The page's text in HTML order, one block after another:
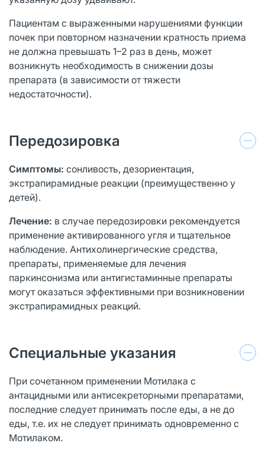
Пациентам с выраженными нарушениями функции
почек при повторном назначении кратность приема
не должна превышать 1–2 раз в день, может
возникнуть необходимость в снижении дозы
препарата (в зависимости от тяжести
недостаточности).
Передозировка
Симптомы: сонливость, дезориентация,
экстрапирамидные реакции (преимущественно у
детей).
Лечение: в случае передозировки рекомендуется
применение активированного угля и тщательное
наблюдение. Антихолинергические средства,
препараты, применяемые для лечения
паркинсонизма или антигистаминные препараты
могут оказаться эффективными при возникновении
экстрапирамидных реакций.
Специальные указания
При сочетанном применении Мотилака с
антацидными или антисекреторными препаратами,
последние следует принимать после еды, а не до
еды, т.е. их не следует принимать одновременно с
Мотилаком.